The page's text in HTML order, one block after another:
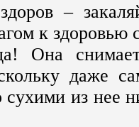
–
к здоровью
Она
даже
сухими из нее